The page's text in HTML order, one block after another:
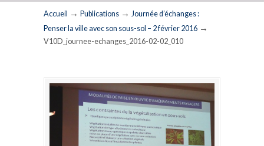
Accueil → Publications → Journée d’échanges :
Penser la ville avec son sous-sol – 2 février 2016 →
V10D_journee-echanges_2016-02-02_010